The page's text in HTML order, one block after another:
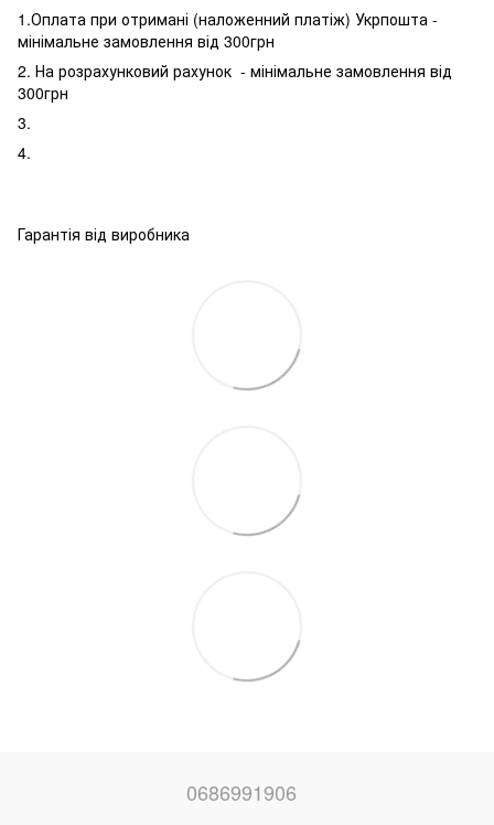
1.Оплата при отримані (наложенний платіж) Укрпошта -
мінімальне замовлення від 300грн
2. На розрахунковий рахунок - мінімальне замовлення від
300грн
3.
4.
Гарантія від виробника
0686991906